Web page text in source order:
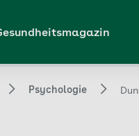
Psychologie